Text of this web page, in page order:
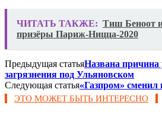
ЧИТАТЬ ТАКЖЕ: Тиш Беноот
призёры Париж-Ницца-2020
Предыдущая статьяНазвана причина
загрязнения под Ульяновском
Следующая статья«Газпром» сменил
ЭТО МОЖЕТ БЫТЬ ИНТЕРЕСНО